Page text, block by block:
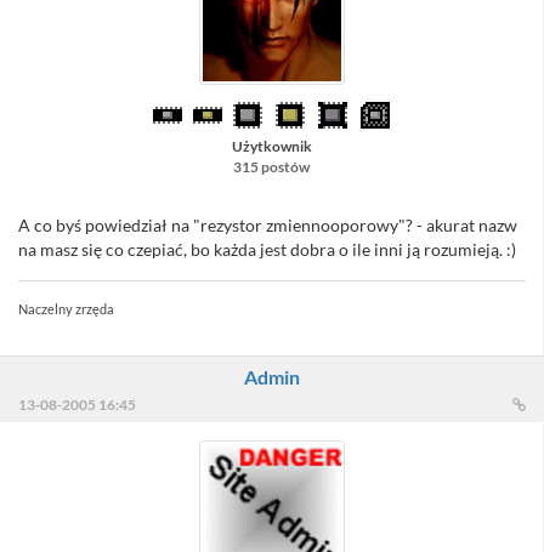
Użytkownik
315 postów
A co byś powiedział na "rezystor zmiennooporowy"? - akurat nazw
na masz się co czepiać, bo każda jest dobra o ile inni ją rozumieją. :)
Naczelny zrzęda
Admin
13-08-2005 16:45